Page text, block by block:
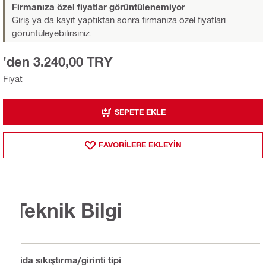
Firmanıza özel fiyatlar görüntülenemiyor
Giriş ya da kayıt yaptıktan sonra firmanıza özel fiyatları
görüntüleyebilirsiniz.
Fiyat
'den 3.240,00 TRY
SEPETE EKLE
FAVORILERE EKLEYIN
Teknik Bilgi
Vida sıkıştırma/girinti tipi